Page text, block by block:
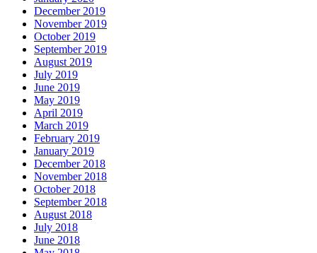
December 2019
November 2019
October 2019
September 2019
August 2019
July 2019
June 2019
May 2019
April 2019
March 2019
February 2019
January 2019
December 2018
November 2018
October 2018
September 2018
August 2018
July 2018
June 2018